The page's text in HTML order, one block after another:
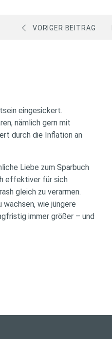
VORIGER BEITRAG
eingesickert.
nämlich gern mit
durch die Inflation an
Liebe zum Sparbuch
effektiver für sich
gleich zu verarmen.
wie jüngere
immer größer – und